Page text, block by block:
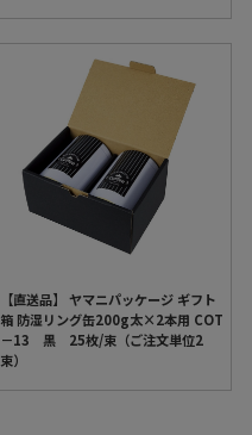
【直送品】 ヤマニパッケージ ギフト
箱 防湿リング缶200g太×2本用 COT
－13 黒 25枚/束（ご注文単位2
束）